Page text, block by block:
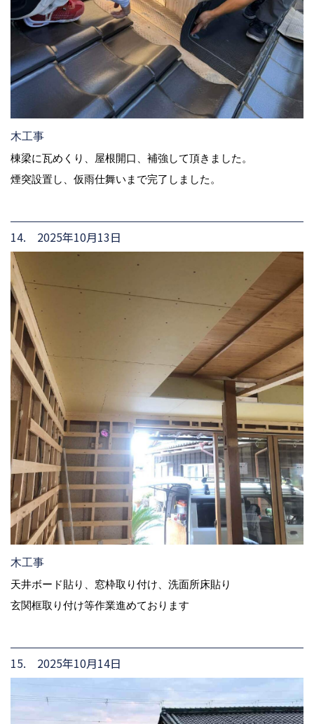
木工事
棟梁に瓦めくり、屋根開口、補強して頂きました。
煙突設置し、仮雨仕舞いまで完了しました。
14. 2025年10月13日
木工事
天井ボード貼り、窓枠取り付け、洗面所床貼り
玄関框取り付け等作業進めております
15. 2025年10月14日